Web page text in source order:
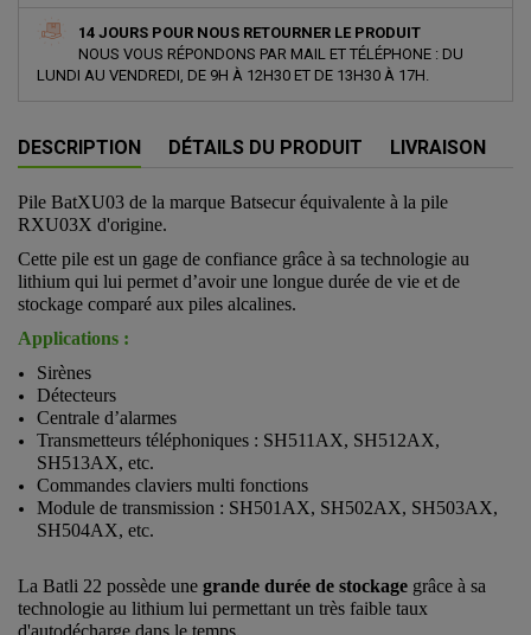
14 JOURS POUR NOUS RETOURNER LE PRODUIT
NOUS VOUS RÉPONDONS PAR MAIL ET TÉLÉPHONE : DU
LUNDI AU VENDREDI, DE 9H À 12H30 ET DE 13H30 À 17H.
DESCRIPTION DÉTAILS DU PRODUIT LIVRAISON
Pile BatXU03 de la marque Batsecur équivalente à la pile
RXU03X d'origine.
Cette pile est un gage de confiance grâce à sa technologie au
lithium qui lui permet d’avoir une longue durée de vie et de
stockage comparé aux piles alcalines.
Applications :
Sirènes
Détecteurs
Centrale d’alarmes
Transmetteurs téléphoniques : SH511AX, SH512AX,
SH513AX, etc.
Commandes claviers multi fonctions
Module de transmission : SH501AX, SH502AX, SH503AX,
SH504AX, etc.
La Batli 22 possède une grande durée de stockage grâce à sa
technologie au lithium lui permettant un très faible taux
d'autodécharge dans le temps.